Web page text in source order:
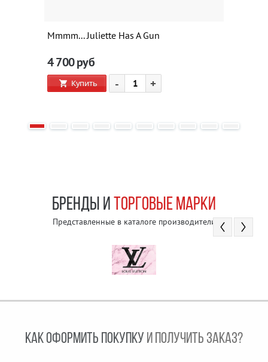
Mmmm... Juliette Has A Gun
4 700руб
Купить - +
БРЕНДЫ И ТОРГОВЫЕ МАРКИ
Представленные в каталоге производители
КАК ОФОРМИТЬ ПОКУПКУ И ПОЛУЧИТЬ ЗАКАЗ?